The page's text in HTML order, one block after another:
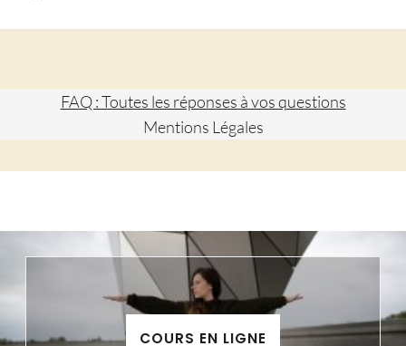
COURS EN LIGNE
FAQ : Toutes les réponses à vos questions
Mentions Légales